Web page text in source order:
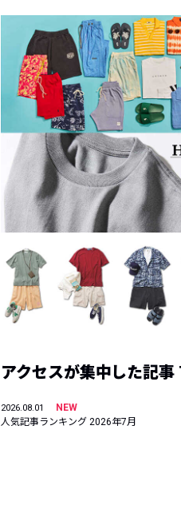
アクセスが集中した記事
2026.08.01
NEW
人気記事ランキング 2026年7月